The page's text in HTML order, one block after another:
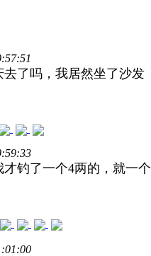
去了吗，我居然坐了沙发
才钓了一个4两的，就一个